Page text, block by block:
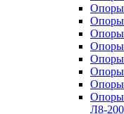
Опоры
Опоры
Опоры
Опоры
Опоры
Опоры
Опоры
Опоры
Л8-